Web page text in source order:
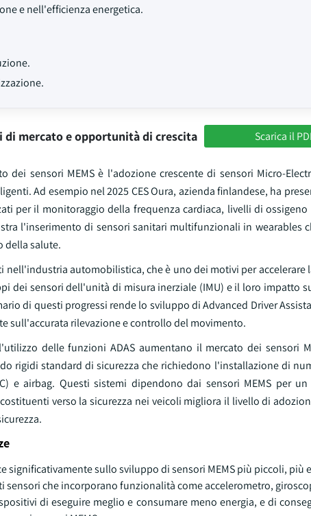
e nell'efficienza energetica.
mercato e opportunità di crescita Scarica il
dei sensori MEMS è l'adozione crescente di sensori Micro-
Ad esempio nel 2025 CES Oura, azienda finlandese, ha
per il monitoraggio della frequenza cardiaca, livelli di
l'inserimento di sensori sanitari multifunzionali in wearables
della salute.
nell'industria automobilistica, che è uno dei motivi per accelerare
dei sensori dell'unità di misura inerziale (IMU) e il loro impatto
di questi progressi rende lo sviluppo di Advanced Driver
sull'accurata rilevazione e controllo del movimento.
delle funzioni ADAS aumentano il mercato dei sensori
rigidi standard di sicurezza che richiedono l'installazione di
e airbag. Questi sistemi dipendono dai sensori MEMS per
verso la sicurezza nei veicoli migliora il livello di
significativamente sullo sviluppo di sensori MEMS più piccoli, più
sensori che incorporano funzionalità come accelerometro,
di eseguire meglio e consumare meno energia, e di